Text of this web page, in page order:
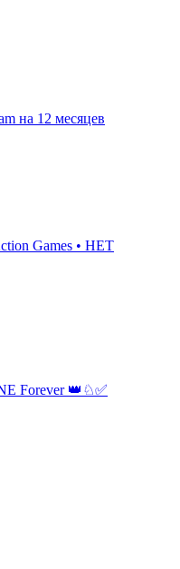
на 12 месяцев
Games • НЕТ
Forever 👑♘✅